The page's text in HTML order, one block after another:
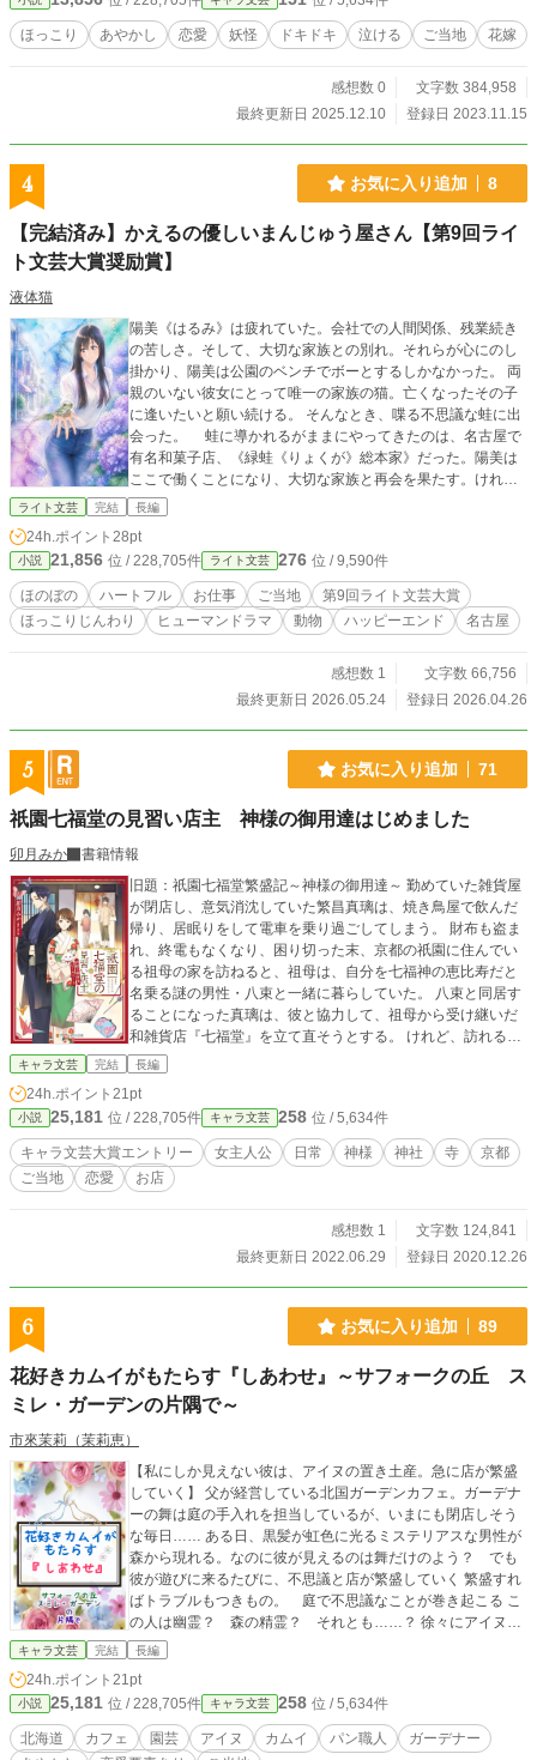
ほっこり あやかし 恋愛 妖怪 ドキドキ 泣ける ご当地 花嫁
感想数 0
文字数 384,958
最終更新日 2025.12.10
登録日 2023.11.15
4 お気に入り追加 8
【完結済み】かえるの優しいまんじゅう屋さん【第9回ライ
ト文芸大賞奨励賞】
液体猫
陽美《はるみ》は疲れていた。会社での人間関係、残業続き
の苦しさ。そして、大切な家族との別れ。それらが心にのし
掛かり、陽美は公園のベンチでボーとするしかなかった。 両
親のいない彼女にとって唯一の家族の猫。亡くなったその子
に逢いたいと願い続ける。 そんなとき、喋る不思議な蛙に出
会った。 蛙に導かれるがままにやってきたのは、名古屋で
有名和菓子店、《緑蛙《りょくが》総本家》だった。陽美は
ここで働くことになり、大切な家族と再会を果たす。けれ
ど、その再会には限られた時間しかなくて…… ペットロスか
にした優しくて、時々コミカルに、涙もある、心の奥からじ
んわりするハートフルな作品です。 ⚠️実在するお店(青柳総本
家)をモデルにしております。 表紙はフォロワー様に作成して
頂きました。
ライト文芸 完結 長編
24h.ポイント 28pt
小説 21,856 位 / 228,705件 ライト文芸 276 位 / 9,590件
ほのぼの ハートフル お仕事 ご当地
第9回ライト文芸大賞
ほっこりじんわり
ヒューマンドラマ 動物 ハッピーエンド 名古屋
感想数 1
文字数 66,756
最終更新日 2026.05.24
登録日 2026.04.26
5 お気に入り追加 71
祇園七福堂の見習い店主 神様の御用達はじめました
卯月みか
書籍情報
旧題：祇園七福堂繁盛記～神様の御用達～ 勤めていた雑貨屋
が閉店し、意気消沈していた繁昌真璃は、焼き鳥屋で飲んだ
帰り、居眠りをして電車を乗り過ごしてしまう。 財布も盗ま
れ、終電もなくなり、困り切った末、京都の祇園に住んでい
る祖母の家を訪ねると、祖母は、自分を七福神の恵比寿だと
名乗る謎の男性・八束と一緒に暮らしていた。 八束と同居す
ることになった真璃は、彼と協力して、祖母から受け継いだ
和雑貨店『七福堂』を立て直そうとする。 けれど、訪れるお
客は神様ばかりで！？ ※キャラ文芸大賞に応募しています。
です。 －－－－－－－－－－－－－－－－－－－ 実在の神社
仏閣、場所等が出てきますが、このお話はフィクションで
す。実在の神社、場所、人物等、一切の関係はございませ
ん。
キャラ文芸 完結 長編
24h.ポイント 21pt
小説 25,181 位 / 228,705件 キャラ文芸 258 位 / 5,634件
キャラ文芸大賞エントリー 女主人公 日常 神様 神社 寺
京都
ご当地
恋愛 お店
感想数 1
文字数 124,841
最終更新日 2022.06.29
登録日 2020.12.26
6 お気に入り追加 89
花好きカムイがもたらす『しあわせ』～サフォークの丘 ス
ミレ・ガーデンの片隅で～
市來茉莉（茉莉恵）
【私にしか見えない彼は、アイヌの置き土産。急に店が繁盛
していく】 父が経営している北国ガーデンカフェ。ガーデナ
ーの舞は庭の手入れを担当しているが、いまにも閉店しそう
な毎日…… ある日、黒髪が虹色に光るミステリアスな男性が
森から現れる。なのに彼が見えるのは舞だけのよう？ でも
彼が遊びに来るたびに、不思議と店が繁盛していく 繁盛すれ
ばトラブルもつきもの。 庭で不思議なことが巻き起こる こ
の人は幽霊？ 森の精霊？ それとも……？ 徐々にアイヌと
カムイの真相へと近づいていきます ★第四回キャラ文芸大
幌の公園『花のコタン』の園芸職人。 自立した人生を目指す
日々。 ある日、父が突然、ガーデンカフェを経営すると言い
出した。 男手ひとつで育ててくれた父を放っておけない舞は
仕事を辞め、都市札幌から羊ばかりの士別市へ。父の店にあ
キャラ文芸 完結 長編
24h.ポイント 21pt
小説 25,181 位 / 228,705件 キャラ文芸 258 位 / 5,634件
北海道 カフェ 園芸 アイヌ カムイ パン職人
ガーデナー